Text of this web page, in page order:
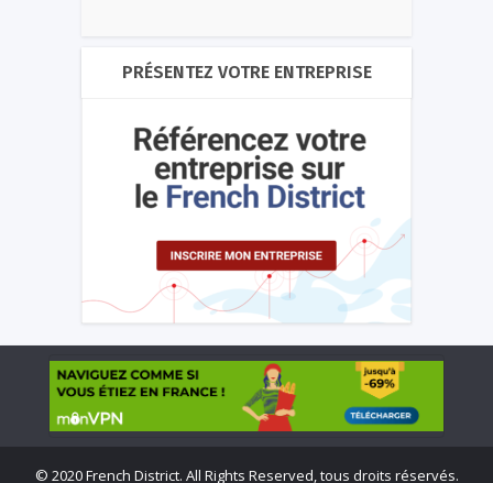
PRÉSENTEZ VOTRE ENTREPRISE
© 2020 French District. All Rights Reserved, tous droits réservés.